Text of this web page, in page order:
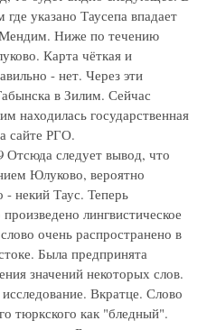
указано Таусепа впадает
Мендим. Ниже по течению
Карта чёткая и
- нет. Через эти
в Зилим. Сейчас
находилась государственная
сайте РГО.
Отсюда следует вывод, что
Юлуково, вероятно
некий Таус. Теперь
лингвистическое
очень распространено в
Была предпринята
значений некоторых слов.
Вкратце. Слово
тюркского как "бледный".